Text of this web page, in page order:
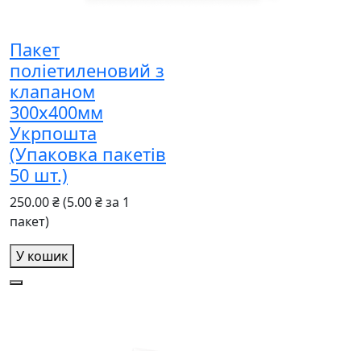
Пакет
поліетиленовий з
клапаном
300x400мм
Укрпошта
(Упаковка пакетів
50 шт.)
250.00 ₴(5.00 ₴ за 1
пакет)
У кошик